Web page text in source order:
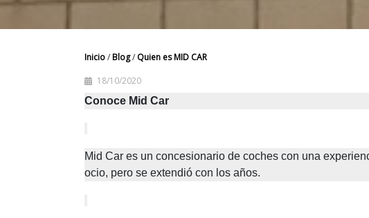
Inicio/Blog/ Quien es MID CAR
18/10/2020
Conoce Mid Car
Mid Car es un concesionario de coches con una
ocio, pero se extendió con los años.